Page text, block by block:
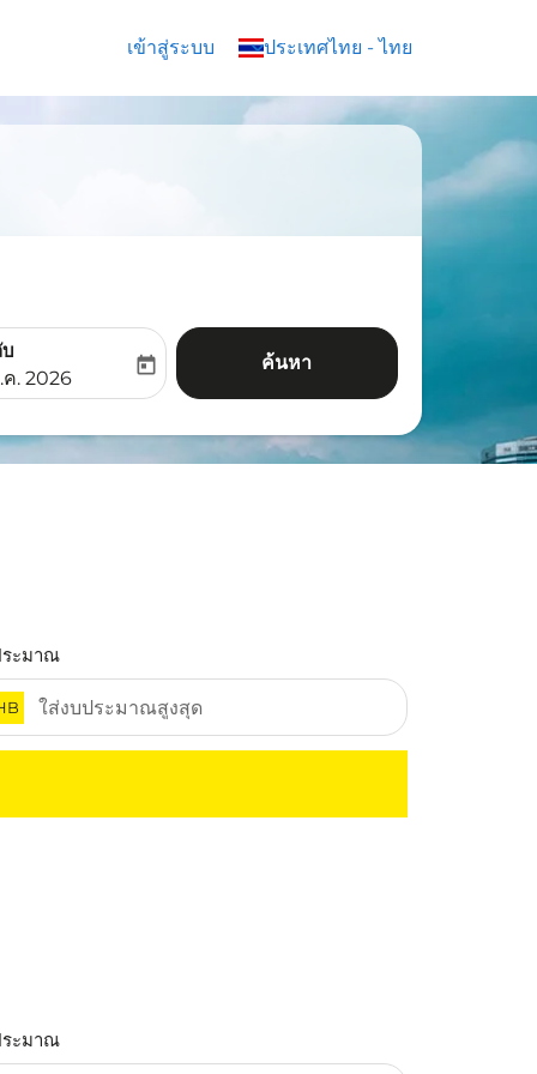
เข้าสู่ระบบ ประเทศไทย - ไทย
keyboard_arrow_down
labelreturn-date-aria-label
ค. 2026
today ค้นหา
ะมาณ
ะมาณ